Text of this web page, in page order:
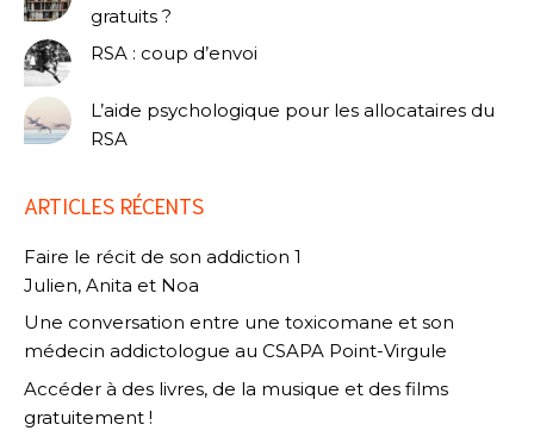
gratuits ?
RSA : coup d’envoi
L’aide psychologique pour les allocataires du
RSA
ARTICLES RÉCENTS
Faire le récit de son addiction 1
Julien, Anita et Noa
Une conversation entre une toxicomane et son
médecin addictologue au CSAPA Point-Virgule
Accéder à des livres, de la musique et des films
gratuitement !